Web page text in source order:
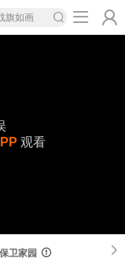
旗如画
观看
卫家园